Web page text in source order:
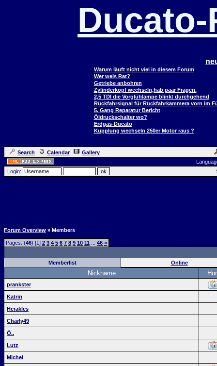
Warum läuft nicht viel in diesem Forum
Wer weis Rat?
Getriebe anbohren
Zylinderkopf wechseln,hab paar Fragen.
2,5 TDI die Vorglühlampe blinkt durchgehend
Rückfahrsignal für Rückfahrkammera vorn im
5. Gang Reparatur Bericht
Öldruckschalter wo?
Erdgas-Ducato
Kupplung wechseln 250er Motor raus ?
Search Calendar
Gallery
Login:
Forum Overview » Members
Pages: (46) [1] 2 3 4 5 6 7 8 9 10 11 46 »
Memberlist Online
Nickname
prankster
Katrin
Herakles
Charly49
Ö..
Lutz
Michel